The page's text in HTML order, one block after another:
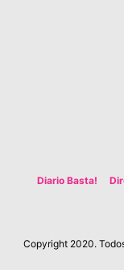
Diario Basta!
Copyright 2020.